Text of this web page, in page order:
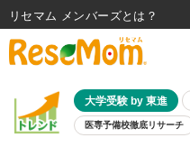
大学受験 by 東進
医専予備校徹底リサーチ
リセマム メンバーズ